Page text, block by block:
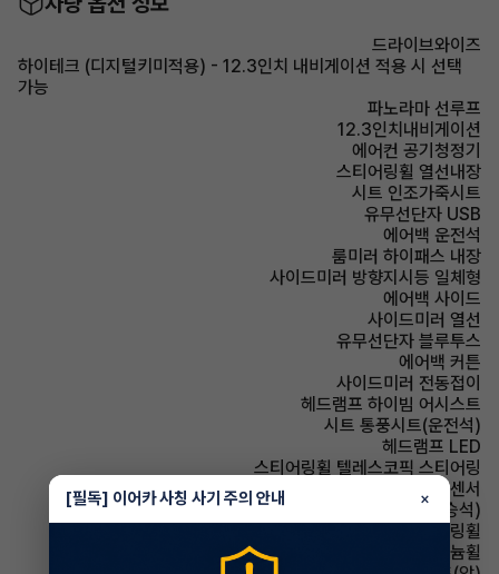
드라이브와이즈
하이테크 (디지털키미적용) - 12.3인치 내비게이션 적용 시 선택
가능
파노라마 선루프
12.3인치내비게이션
에어컨 공기청정기
스티어링휠 열선내장
시트 인조가죽시트
유무선단자 USB
에어백 운전석
룸미러 하이패스 내장
사이드미러 방향지시등 일체형
에어백 사이드
사이드미러 열선
유무선단자 블루투스
에어백 커튼
사이드미러 전동접이
헤드램프 하이빔 어시스트
시트 통풍시트(운전석)
헤드램프 LED
스티어링휠 텔레스코픽 스티어링
주차보조 전방감지센서
시트 통풍시트(동승석)
스티어링휠 속도감응식 스티어링휠
휠타이어 알루미늄휠
[필독] 이어카 사칭 사기 주의 안내 ×